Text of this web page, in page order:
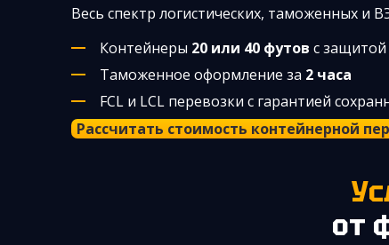
Весь спектр логистических, таможенных и
Контейнеры 20 или 40 футов с
Таможенное оформление за 2 часа
FCL и LCL перевозки с гарантией
Рассчитать стоимость контейнерной
от